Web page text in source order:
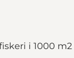
i 1000